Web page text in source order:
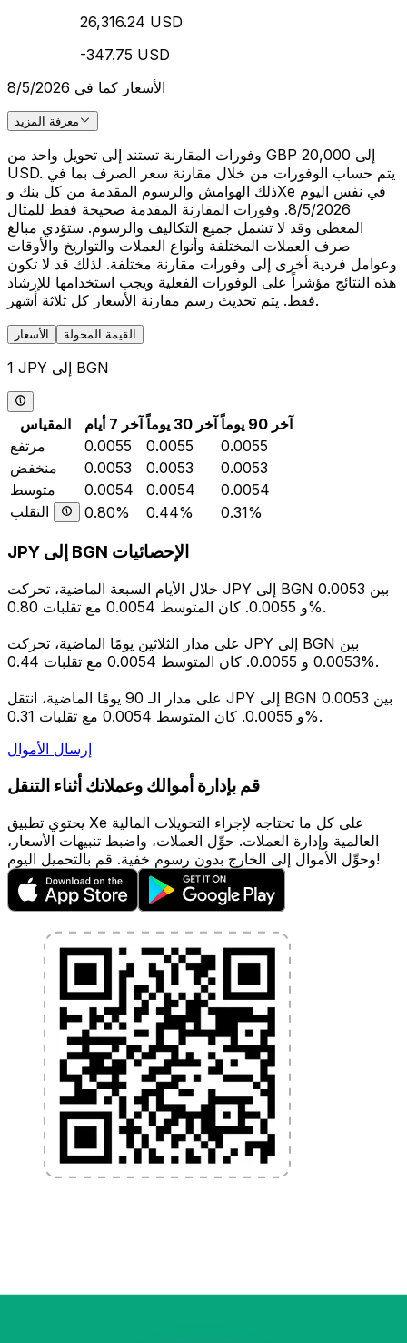
26,316.24 USD
-347.75 USD
الأسعار كما في 8/5/2026
معرفة المزيد
وفورات المقارنة تستند إلى تحويل واحد من GBP 20,000 إلى
USD. يتم حساب الوفورات من خلال مقارنة سعر الصرف بما في
ذلك الهوامش والرسوم المقدمة من كل بنك وXe في نفس اليوم
8/5/2026. وفورات المقارنة المقدمة صحيحة فقط للمثال
المعطى وقد لا تشمل جميع التكاليف والرسوم. ستؤدي مبالغ
صرف العملات المختلفة وأنواع العملات والتواريخ والأوقات
وعوامل فردية أخرى إلى وفورات مقارنة مختلفة. لذلك قد لا تكون
هذه النتائج مؤشراً على الوفورات الفعلية ويجب استخدامها للإرشاد
فقط. يتم تحديث رسم مقارنة الأسعار كل ثلاثة أشهر.
الأسعار القيمة المحولة
1 JPY إلى BGN
المقياس آخر 7 أيام آخر 30 يوماً
آخر 90 يوماً
مرتفع
0.0055 0.0055
0.0055
منخفض
0.0053 0.0053
0.0053
متوسط
0.0054 0.0054
0.0054
التقلب
0.80% 0.44% 0.31%
JPY إلى BGN الإحصائيات
خلال الأيام السبعة الماضية، تحركت JPY إلى BGN بين 0.0053
و 0.0055. كان المتوسط 0.0054 مع تقلبات 0.80%.
على مدار الثلاثين يومًا الماضية، تحركت JPY إلى BGN بين
0.0053 و 0.0055. كان المتوسط 0.0054 مع تقلبات 0.44%.
على مدار الـ 90 يومًا الماضية، انتقل JPY إلى BGN بين 0.0053
و 0.0055. كان المتوسط 0.0054 مع تقلبات 0.31%.
إرسال الأموال
قم بإدارة أموالك وعملاتك أثناء التنقل
يحتوي تطبيق Xe على كل ما تحتاجه لإجراء التحويلات المالية
العالمية وإدارة العملات. حوِّل العملات، واضبط تنبيهات الأسعار،
وحوِّل الأموال إلى الخارج بدون رسوم خفية. قم بالتحميل اليوم!